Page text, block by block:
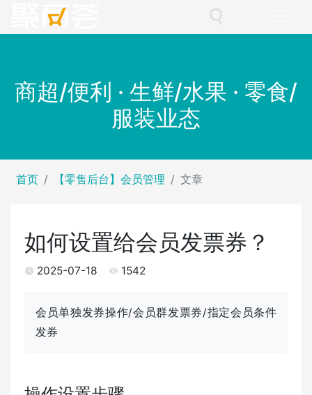
商超/便利 · 生鲜/水果 · 零食/
服装业态
首页 【零售后台】会员管理 文章
如何设置给会员发票券？
2025-07-18 1542
会员单独发券操作/会员群发票券/指定会员条件
发券